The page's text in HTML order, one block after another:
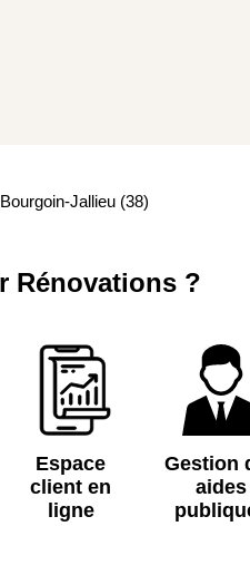
Jallieu (38)
Rénovations ?
Espace
client en
ligne
Gestion
aides